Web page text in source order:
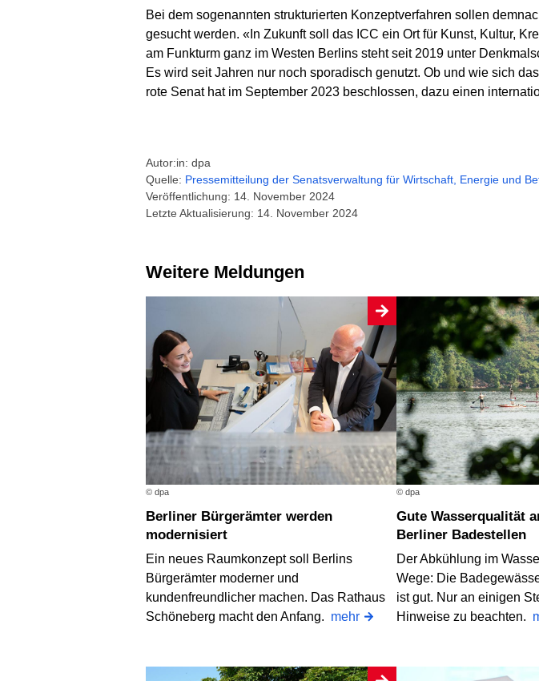
Bei dem sogenannten strukturierten Konzeptverfahren sollen
gesucht werden. «In Zukunft soll das ICC ein Ort für Kunst, Kultur,
am Funkturm ganz im Westen Berlins steht seit 2019 unter
Es wird seit Jahren nur noch sporadisch genutzt. Ob und wie sich
rote Senat hat im September 2023 beschlossen, dazu einen
Autor:in: dpa
Quelle: Pressemitteilung der Senats­verwaltung für Wirtschaft, Energie und
Veröffentlichung: 14. November 2024
Letzte Aktualisierung: 14. November 2024
Weitere Meldungen
© dpa
Berliner Bürgerämter werden
modernisiert
Ein neues Raumkonzept soll Berlins
Bürgerämter moderner und
kundenfreundlicher machen. Das Rathaus
Schöneberg macht den Anfang. mehr
© dpa
Gute Wasserqualität an fast allen
Berliner Badestellen
Der Abkühlung im
Wege: Die
ist gut. Nur an einigen
Hinweise zu beachten.